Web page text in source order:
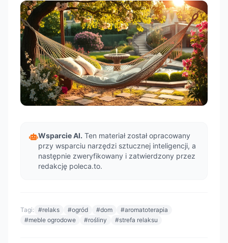
Wsparcie AI. Ten materiał został opracowany
przy wsparciu narzędzi sztucznej inteligencji, a
następnie zweryfikowany i zatwierdzony przez
redakcję poleca.to.
Tagi: #relaks #ogród #dom
#aromatoterapia
#meble ogrodowe
#rośliny #strefa relaksu